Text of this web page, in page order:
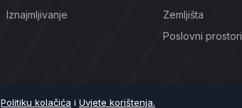
Iznajmljivanje
Zemljišta
Poslovni prostori
Politiku kolačića i Uvjete korištenja.